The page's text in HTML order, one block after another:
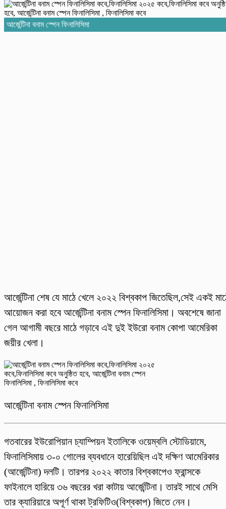
আর্জেন্টিনা বনাম স্পেন ফিনালিসিমা
আর্জেন্টিনা শেষ যে মাঠে খেলে ২০২২ বিশ্বকাপ জিতেছিল,সেই একই
আয়োজন করা হবে আর্জেন্টিনা বনাম স্পেন ফিনালিসিমা। অবশেষে জানা
গেল আগামী বছরে মাঠে গড়াবে এই দুই ইউরো বনাম কোপা আমেরিকা
জয়ীর খেলা।
আর্জেন্টিনা বনাম স্পেন ফিনালিসিমা
গতবারের ইউরোপিয়ান চ্যাম্পিয়ন ইতালিকে ওয়েম্বলি স্টোডিয়ামে,
ফিনালিসিমায় ৩-০ গোলের ব্যবধানে হারেয়িছিল এই দক্ষিণ আমেরিকার
(আর্জেন্টিনা) দলটি। তারপর ২০২২ কাতার বিশ্বকাপেও ফ্রান্সকে
ফাইনালে হারিয়ে ৩৬ বছরের খরা কাটায় আর্জেন্টিনা। তারই সাথে মেসি
তার ক্যারিয়ারে অপূর্ণ থাকা ট্রফিটিও(বিশ্বকাপ) জিতে নেন।